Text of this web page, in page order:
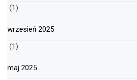
(1)
wrzesień 2025
(1)
maj 2025